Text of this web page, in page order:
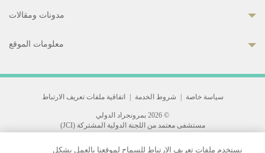
مدونات ومقالات
معلومات الموقع
سياسة خاصة شروط الخدمة اتفاقية ملفات تعريف الارتباط
© 2026 بمرونجراد الدولي
مستشفى معتمد من اللجنة الدولية المشتركة (JCI)
33 Sukhumvit 3, Wattana, Bangkok 10110 Thailand.
نستخدم ملفات تعريف الارتباط للسماح لموقعنا بالعمل بشكل